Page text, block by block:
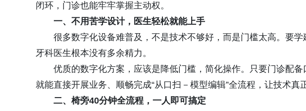
闭环，门诊也能牢牢掌握主动权。
一、不用苦学设计，医生轻松就能上手
很多数字化设备难普及，不是技术不够好，而是门槛太高。要
牙科医生根本没有多余精力。
优质的数字化方案，应该是降低门槛，简化操作。只要门诊配
就能直接开展业务、顺畅完成“从口扫－模型编辑”全流程，让技术
二、椅旁40分钟全流程，一人即可搞定